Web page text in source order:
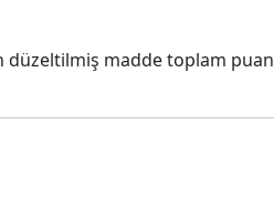
düzeltilmiş madde toplam puan